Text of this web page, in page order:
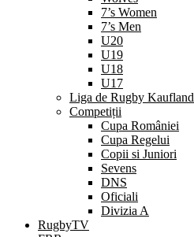
7’s Women
7’s Men
U20
U19
U18
U17
Liga de Rugby Kaufland
Competiții
Cupa României
Cupa Regelui
Copii si Juniori
Sevens
DNS
Oficiali
Divizia A
RugbyTV